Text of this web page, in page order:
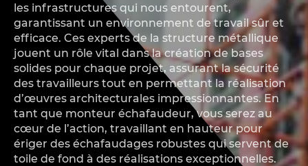
les infrastructures qui nous entourent,
garantissant un environnement de travail sûr et
efficace. Ces experts de la structure métallique
jouent un rôle vital dans la création de bases
solides pour chaque projet, assurant la sécurité
des travailleurs tout en permettant la réalisation
d’œuvres architecturales impressionnantes. En
tant que monteur échafaudeur, vous serez au
cœur de l’action, travaillant en hauteur pour
ériger des échafaudages robustes qui servent de
toile de fond à des réalisations exceptionnelles.